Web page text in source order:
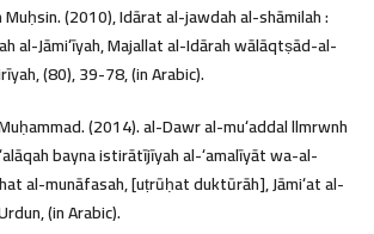
Muḥsin. (2010), Idārat al-jawdah al-shāmilah :
al-Jāmiʻīyah, Majallat al-Idārah wālāqtṣād-al-
(80), 39-78, (in Arabic).
(2014). al-Dawr al-muʻaddal llmrwnh
bayna istirātījīyah al-ʻamalīyāt wa-al-
al-munāfasah, [uṭrūḥat duktūrāh], Jāmiʻat al-
(in Arabic).